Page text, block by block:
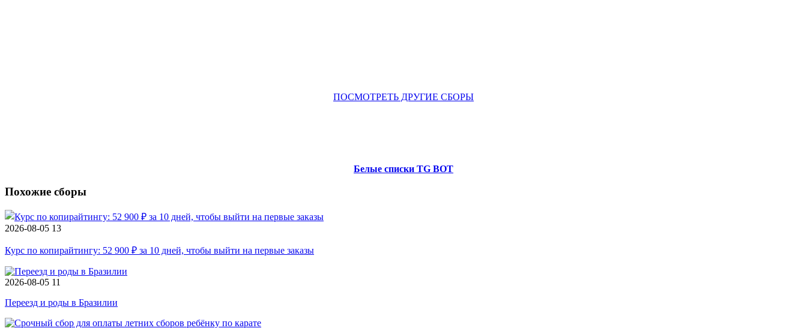
ПОСМОТРЕТЬ ДРУГИЕ СБОРЫ
Белые списки TG BOT
Похожие сборы
2026-08-05 13
Курс по копирайтингу: 52 900 ₽ за 10 дней, чтобы выйти на первые заказы
2026-08-05 11
Переезд и роды в Бразилии